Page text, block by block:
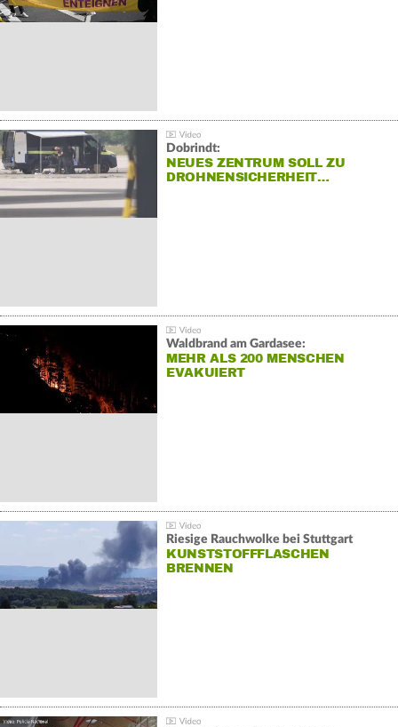
Dobrindt:
NEUES ZENTRUM SOLL ZU
DROHNENSICHERHEIT…
Waldbrand am Gardasee:
MEHR ALS 200 MENSCHEN
EVAKUIERT
Riesige Rauchwolke bei Stuttgart
KUNSTSTOFFFLASCHEN
BRENNEN